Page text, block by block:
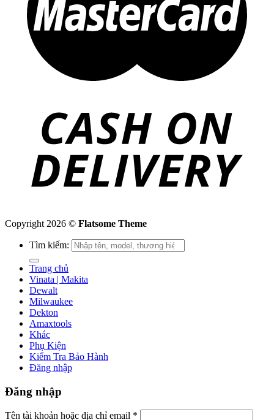
Copyright 2026 © Flatsome Theme
Tìm kiếm:
Trang chủ
Vinata | Makita
Dewalt
Milwaukee
Dekton
Amaxtools
Khác
Phụ Kiện
Kiểm Tra Bảo Hành
Đăng nhập
Đăng nhập
Tên tài khoản hoặc địa chỉ email *